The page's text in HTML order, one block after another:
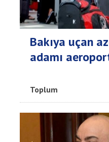
Bakıya uçan
adamı
Toplum